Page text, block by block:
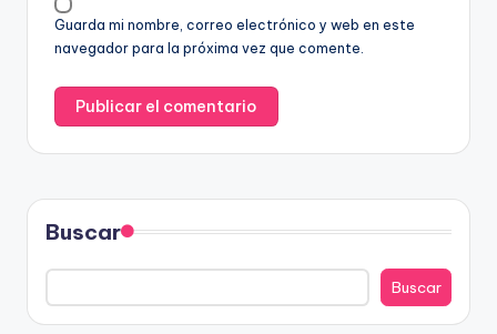
Guarda mi nombre, correo electrónico y web en este
navegador para la próxima vez que comente.
Buscar
Buscar